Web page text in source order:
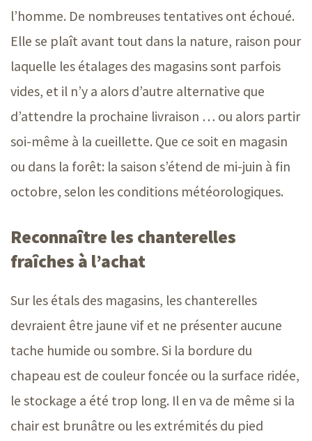
l’homme. De nombreuses tentatives ont échoué.
Elle se plaît avant tout dans la nature, raison pour
laquelle les étalages des magasins sont parfois
vides, et il n’y a alors d’autre alternative que
d’attendre la prochaine livraison … ou alors partir
soi-même à la cueillette. Que ce soit en magasin
ou dans la forêt: la saison s’étend de mi-juin à fin
octobre, selon les conditions météorologiques.
Reconnaître les chanterelles
fraîches à l’achat
Sur les étals des magasins, les chanterelles
devraient être jaune vif et ne présenter aucune
tache humide ou sombre. Si la bordure du
chapeau est de couleur foncée ou la surface ridée,
le stockage a été trop long. Il en va de même si la
chair est brunâtre ou les extrémités du pied